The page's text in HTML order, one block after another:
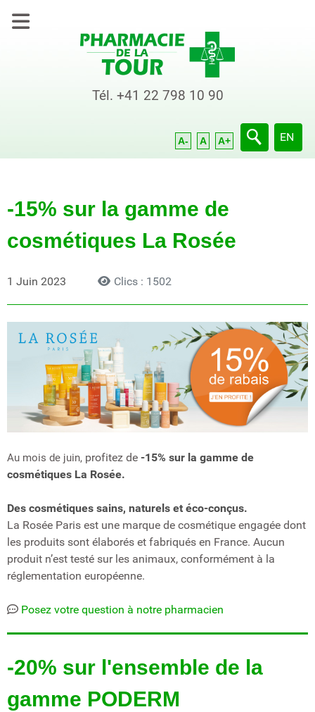
Tél. +41 22 798 10 90
A- A A+ EN
-15% sur la gamme de
cosmétiques La Rosée
1 Juin 2023 Clics : 1502
Au mois de juin, profitez de -15% sur la gamme de
cosmétiques La Rosée.
Des cosmétiques sains, naturels et éco-conçus.
La Rosée Paris est une marque de cosmétique engagée dont
les produits sont élaborés et fabriqués en France. Aucun
produit n’est testé sur les animaux, conformément à la
réglementation européenne.
Posez votre question à notre pharmacien
-20% sur l'ensemble de la
gamme PODERM